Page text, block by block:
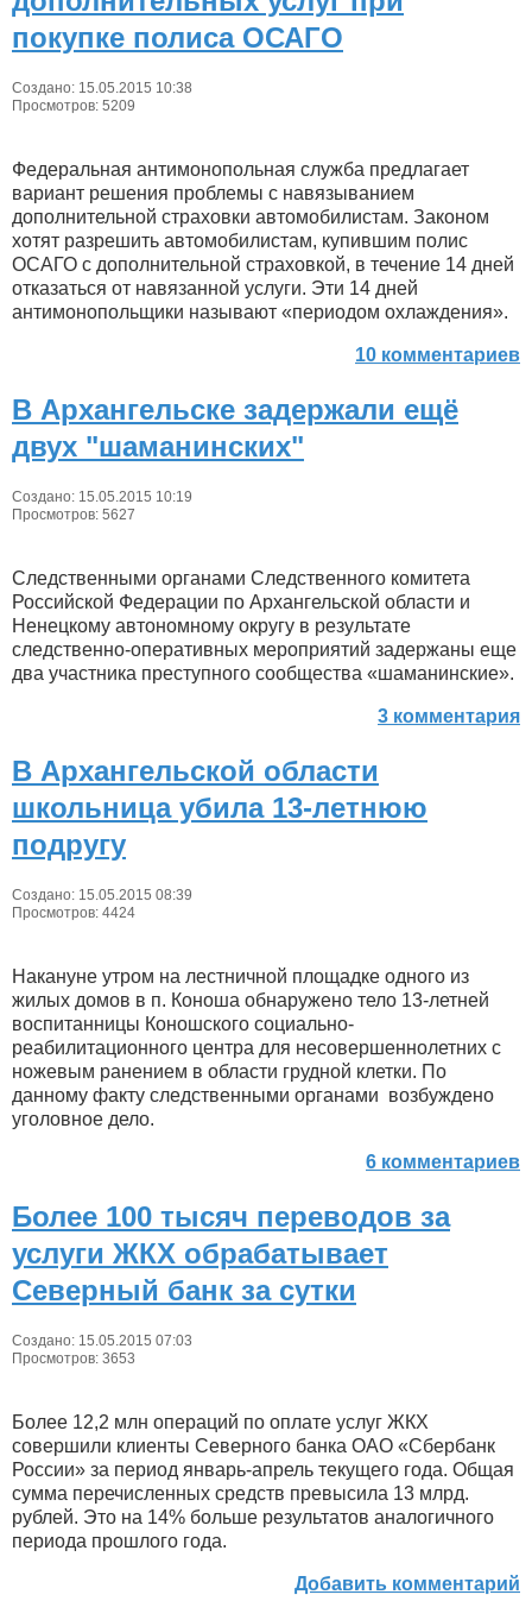
покупке полиса ОСАГО
Создано: 15.05.2015 10:38
Просмотров: 5209
Федеральная антимонопольная служба предлагает
вариант решения проблемы с навязыванием
дополнительной страховки автомобилистам. Законом
хотят разрешить автомобилистам, купившим полис
ОСАГО с дополнительной страховкой, в течение 14 дней
отказаться от навязанной услуги. Эти 14 дней
антимонопольщики называют «периодом охлаждения».
10 комментариев
В Архангельске задержали ещё
двух "шаманинских"
Создано: 15.05.2015 10:19
Просмотров: 5627
Следственными органами Следственного комитета
Российской Федерации по Архангельской области и
Ненецкому автономному округу в результате
следственно-оперативных мероприятий задержаны еще
два участника преступного сообщества «шаманинские».
3 комментария
В Архангельской области
школьница убила 13-летнюю
подругу
Создано: 15.05.2015 08:39
Просмотров: 4424
Накануне утром на лестничной площадке одного из
жилых домов в п. Коноша обнаружено тело 13-летней
воспитанницы Коношского социально-
реабилитационного центра для несовершеннолетних с
ножевым ранением в области грудной клетки. По
данному факту следственными органами возбуждено
уголовное дело.
6 комментариев
Более 100 тысяч переводов за
услуги ЖКХ обрабатывает
Северный банк за сутки
Создано: 15.05.2015 07:03
Просмотров: 3653
Более 12,2 млн операций по оплате услуг ЖКХ
совершили клиенты Северного банка ОАО «Сбербанк
России» за период январь-апрель текущего года. Общая
сумма перечисленных средств превысила 13 млрд.
рублей. Это на 14% больше результатов аналогичного
периода прошлого года.
Добавить комментарий